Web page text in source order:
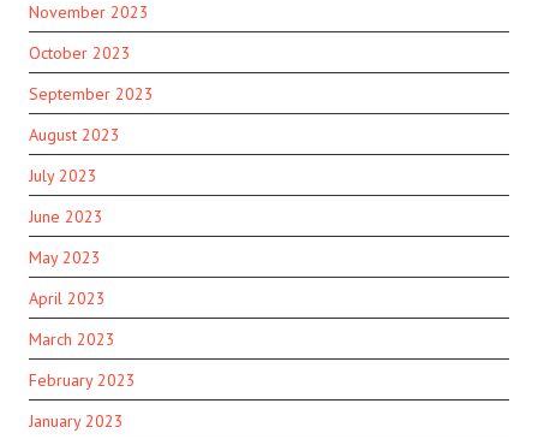
November 2023
October 2023
September 2023
August 2023
July 2023
June 2023
May 2023
April 2023
March 2023
February 2023
January 2023